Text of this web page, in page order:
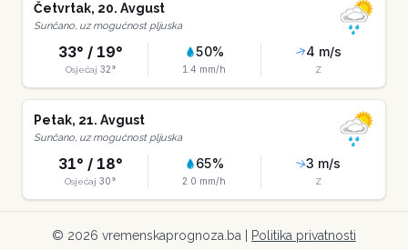
Četvrtak, 20. Avgust
Sunčano, uz mogućnost pljuska
33° / 19°
Osjećaj 32°
50%
1.4 mm/h
4 m/s
Z
Petak, 21. Avgust
Sunčano, uz mogućnost pljuska
31° / 18°
Osjećaj 30°
65%
2.0 mm/h
3 m/s
Z
© 2026 vremenskaprognoza.ba | Politika privatnosti